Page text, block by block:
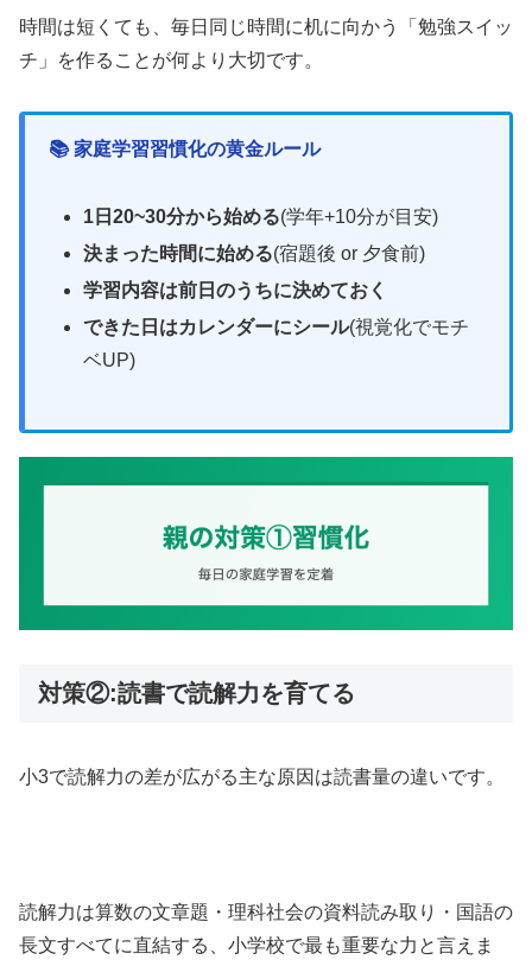
時間は短くても、毎日同じ時間に机に向かう「勉強スイッ
チ」を作ることが何より大切です。
📚 家庭学習習慣化の黄金ルール
1日20~30分から始める(学年+10分が目安)
決まった時間に始める(宿題後 or 夕食前)
学習内容は前日のうちに決めておく
できた日はカレンダーにシール(視覚化でモチ
ベUP)
対策②:読書で読解力を育てる
小3で読解力の差が広がる主な原因は読書量の違いです。
読解力は算数の文章題・理科社会の資料読み取り・国語の
長文すべてに直結する、小学校で最も重要な力と言えま